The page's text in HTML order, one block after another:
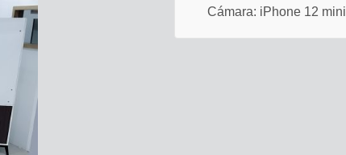
Cámara: iPhone 12 mini